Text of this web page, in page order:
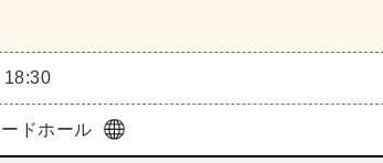
18:30
ドホール